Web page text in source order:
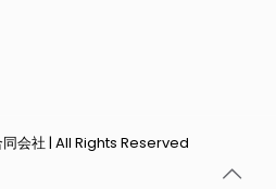
会社 | All Rights Reserved